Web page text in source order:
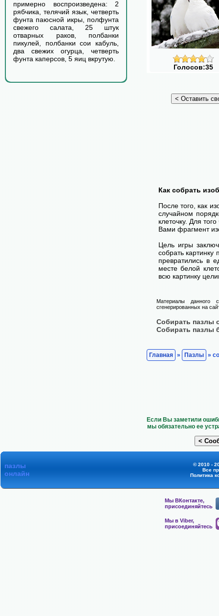
примерно воспроизведена: 2
рябчика, телячий язык, четверть
фунта паюсной икры, полфунта
свежего салата, 25 штук
отварных раков, полбанки
пикулей, полбанки сои кабуль,
два свежих огурца, четверть
фунта каперсов, 5 яиц вкрутую.
Голосов:35
Как собрать
После того, как
случайном
клеточку. Для
Вами фрагмент
Цель игры
собрать
превратились в
месте белой
всю картинку
Материалы данного
сгенерированных на
Собирать пазлы
Собирать пазлы
Главная » Пазлы »
Если Вы заметили
мы обязательно ее
пазлы
онлайн
© 2010 -
Все
Политика
Мы ВКонтакте,
присоединяйтесь
Мы в Viber,
присоединяйтесь